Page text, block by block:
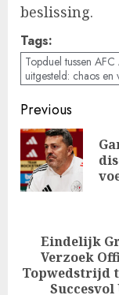
beslissing.
Tags:
Topduel tussen
uitgesteld: chaos en
Post
Previous
Next
post:
Eindelijk
Verzoek
Topwedstrijd